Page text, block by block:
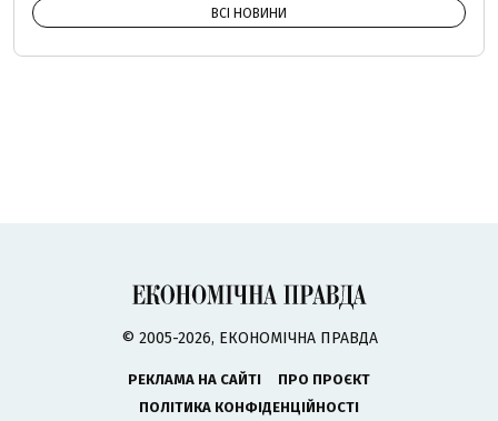
ВСІ НОВИНИ
© 2005-2026, ЕКОНОМІЧНА ПРАВДА
РЕКЛАМА НА САЙТІ
ПРО ПРОЄКТ
ПОЛІТИКА КОНФІДЕНЦІЙНОСТІ